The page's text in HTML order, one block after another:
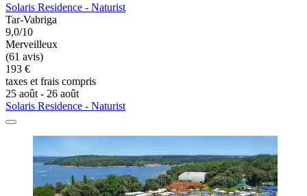
Solaris Residence - Naturist
Tar-Vabriga
9,0/10
Merveilleux
(61 avis)
193 €
taxes et frais compris
25 août - 26 août
Solaris Residence - Naturist